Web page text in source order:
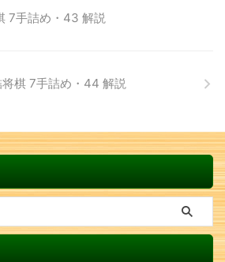
7手詰め・43 解説
将棋 7手詰め・44 解説